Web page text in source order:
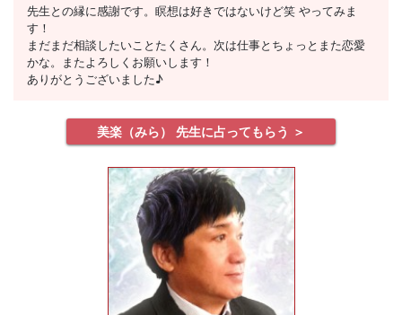
先生との縁に感謝です。瞑想は好きではないけど笑 やってみま
す！
まだまだ相談したいことたくさん。次は仕事とちょっとまた恋愛
かな。またよろしくお願いします！
ありがとうございました♪
美楽（みら） 先生に占ってもらう ＞